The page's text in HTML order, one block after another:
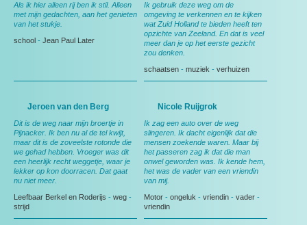
Als ik hier alleen rij ben ik stil. Alleen
met mijn gedachten, aan het genieten
van het stukje.
school - Jean Paul Later
Ik gebruik deze weg om de
omgeving te verkennen en te kijken
wat Zuid Holland te bieden heeft ten
opzichte van Zeeland. En dat is veel
meer dan je op het eerste gezicht
zou denken.
schaatsen - muziek - verhuizen
Jeroen van den Berg
Dit is de weg naar mijn broertje in
Pijnacker. Ik ben nu al de tel kwijt,
maar dit is de zoveelste rotonde die
we gehad hebben. Vroeger was dit
een heerlijk recht weggetje, waar je
lekker op kon doorracen. Dat gaat
nu niet meer.
Leefbaar Berkel en Roderijs - weg -
strijd
Nicole Ruijgrok
Ik zag een auto over de weg
slingeren. Ik dacht eigenlijk dat die
mensen zoekende waren. Maar bij
het passeren zag ik dat die man
onwel geworden was. Ik kende hem,
het was de vader van een vriendin
van mij.
Motor - ongeluk - vriendin - vader -
vriendin